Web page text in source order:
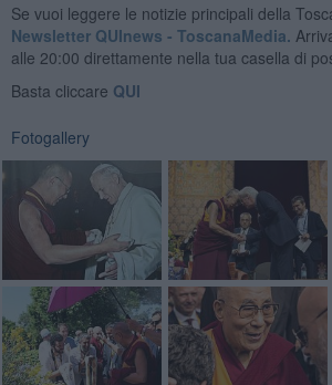
Se vuoi leggere le notizie principali della
Newsletter QUInews - ToscanaMedia.
alle 20:00 direttamente nella tua casella di
Basta cliccare QUI
Fotogallery